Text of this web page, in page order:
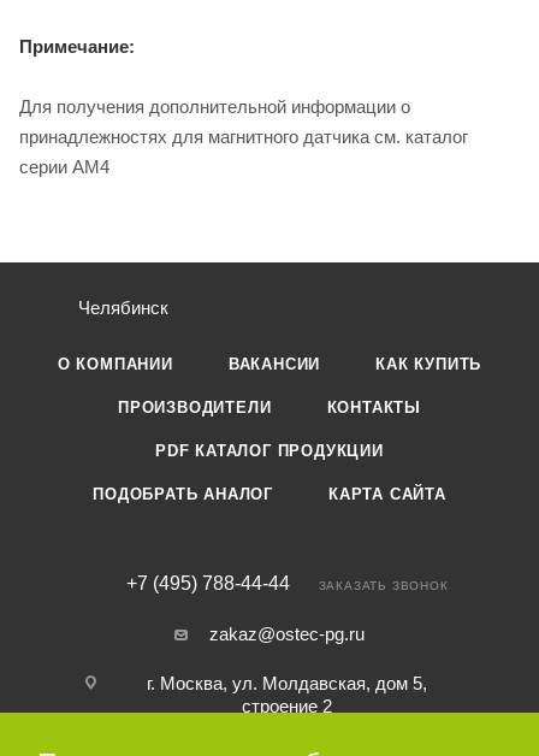
Примечание:
Для получения дополнительной информации о
принадлежностях для магнитного датчика см. каталог
серии AM4
Челябинск
О КОМПАНИИ ВАКАНСИИ КАК КУПИТЬ
ПРОИЗВОДИТЕЛИ КОНТАКТЫ
PDF КАТАЛОГ ПРОДУКЦИИ
ПОДОБРАТЬ АНАЛОГ КАРТА САЙТА
+7 (495) 788-44-44 ЗАКАЗАТЬ ЗВОНОК
zakaz@ostec-pg.ru
г. Москва, ул. Молдавская, дом 5,
строение 2